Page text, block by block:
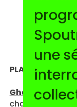
une
PLACE À
Ghost*choir
chaos clay